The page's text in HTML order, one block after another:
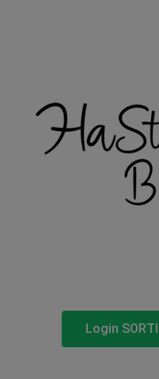
Login